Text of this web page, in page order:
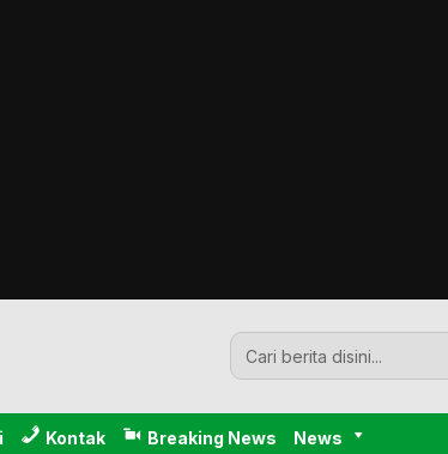
Kontak Breaking News News